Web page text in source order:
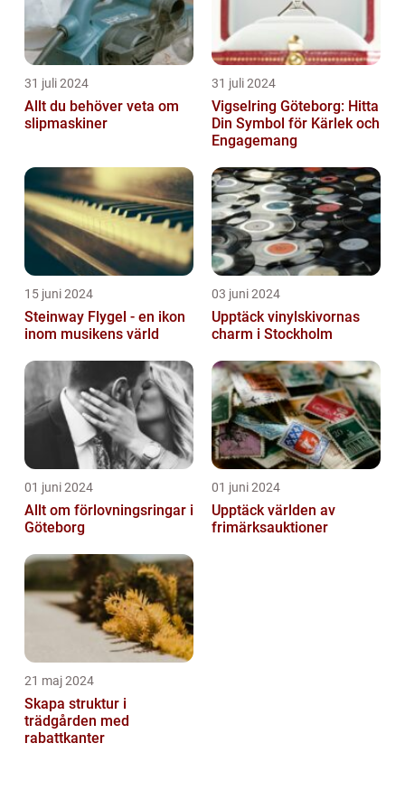
31 juli 2024
Allt du behöver veta om
slipmaskiner
31 juli 2024
Vigselring Göteborg: Hitta
Din Symbol för Kärlek och
Engagemang
15 juni 2024
Steinway Flygel - en ikon
inom musikens värld
03 juni 2024
Upptäck vinylskivornas
charm i Stockholm
01 juni 2024
Allt om förlovningsringar i
Göteborg
01 juni 2024
Upptäck världen av
frimärksauktioner
21 maj 2024
Skapa struktur i
trädgården med
rabattkanter